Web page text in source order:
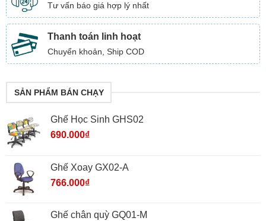
Tư vấn báo giá hợp lý nhất
Thanh toán linh hoạt
Chuyển khoản, Ship COD
SẢN PHẨM BÁN CHẠY
Ghế Học Sinh GHS02
690.000₫
Ghế Xoay GX02-A
766.000₫
Ghế chân quỳ GQ01-M